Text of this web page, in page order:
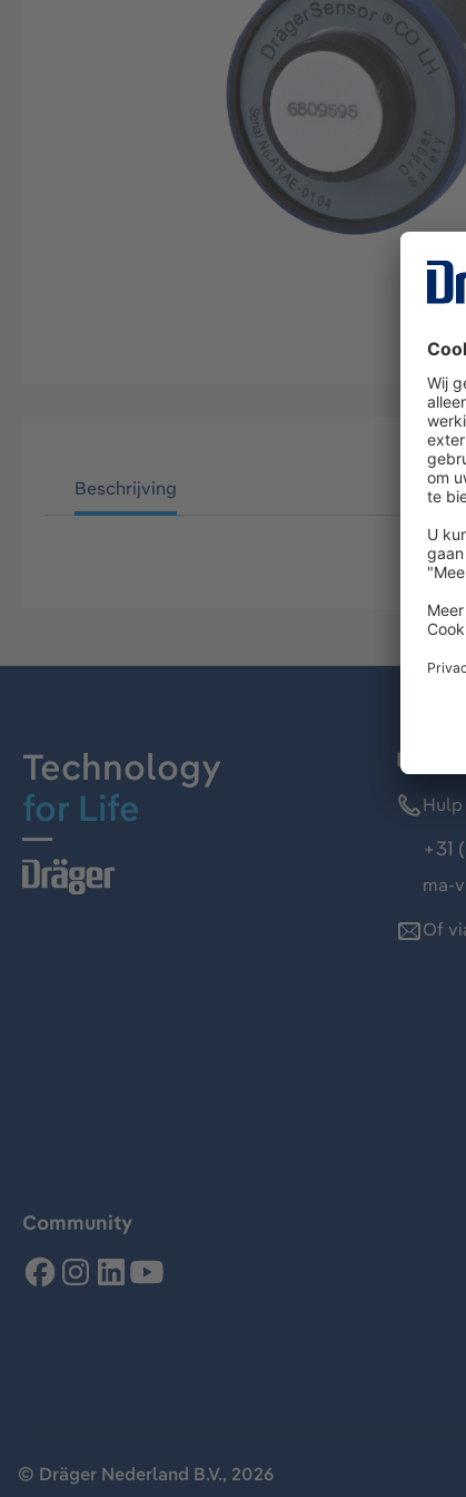
Beschrijving
Technology
for Life
Hulp
+31
ma-
Of
Community
© Dräger Nederland B.V., 2026